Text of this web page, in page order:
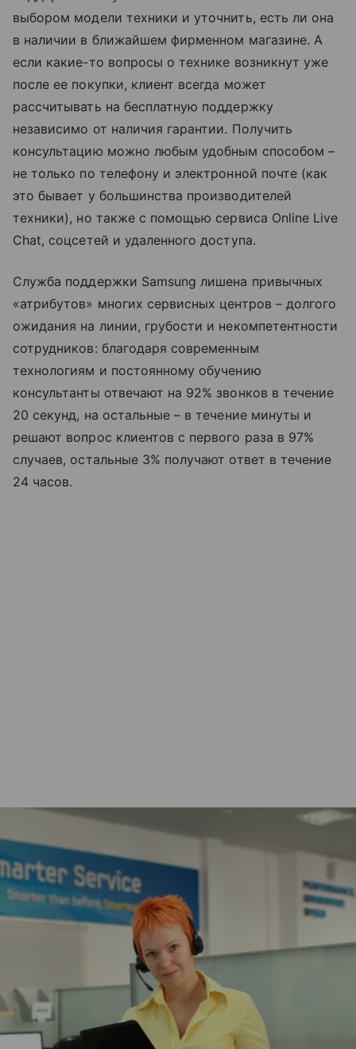
выбором модели техники и уточнить, есть ли она
в наличии в ближайшем фирменном магазине. А
если какие-то вопросы о технике возникнут уже
после ее покупки, клиент всегда может
рассчитывать на бесплатную поддержку
независимо от наличия гарантии. Получить
консультацию можно любым удобным способом –
не только по телефону и электронной почте (как
это бывает у большинства производителей
техники), но также с помощью сервиса Online Live
Chat, соцсетей и удаленного доступа.
Служба поддержки Samsung лишена привычных
«атрибутов» многих сервисных центров – долгого
ожидания на линии, грубости и некомпетентности
сотрудников: благодаря современным
технологиям и постоянному обучению
консультанты отвечают на 92% звонков в течение
20 секунд, на остальные – в течение минуты и
решают вопрос клиентов с первого раза в 97%
случаев, остальные 3% получают ответ в течение
24 часов.